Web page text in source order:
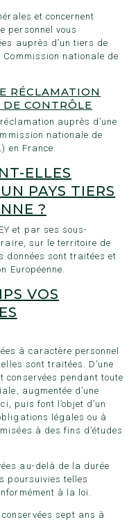
et concernent
personnel vous
auprès d’un tiers de
nationale de
RÉCLAMATION
CONTRÔLE
auprès d’une
nationale de
) en France.
ELLES
PAYS TIERS
?
et par ses sous-
sur le territoire de
données sont traitées et
Européenne.
VOS
à caractère personnel
sont traitées. D’une
conservées pendant toute
augmentée d’une
puis font l’objet d’un
légales ou à
à des fins d’études
au-delà de la durée
poursuivies telles
à la loi.
sept ans à